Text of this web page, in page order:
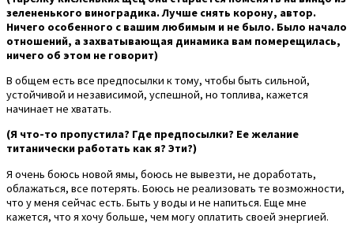
зелененького виноградика. Лучше снять корону, автор.
Ничего особенного с вашим любимым и не было. Было начало
отношений, а захватывающая динамика вам померещилась,
ничего об этом не говорит)
В общем есть все предпосылки к тому, чтобы быть сильной,
устойчивой и независимой, успешной, но топлива, кажется
начинает не хватать.
(Я что-то пропустила? Где предпосылки? Ее желание
титанически работать как я? Эти?)
Я очень боюсь новой ямы, боюсь не вывезти, не доработать,
облажаться, все потерять. Боюсь не реализовать те возможности,
что у меня сейчас есть. Быть у воды и не напиться. Еще мне
кажется, что я хочу больше, чем могу оплатить своей энергией.